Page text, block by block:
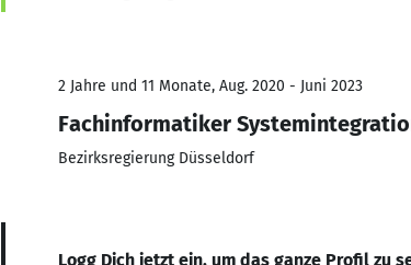
2 Jahre und 11 Monate, Aug. 2020 - Juni 2023
Fachinformatiker
Bezirksregierung Düsseldorf
Logg Dich jetzt ein, um das ganze Profil zu